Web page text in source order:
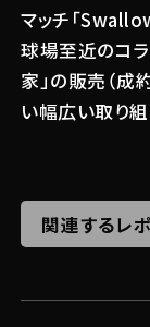
マッチ「
球場至近のコ
家」の販売（成
い幅広い取り組
関連するレ